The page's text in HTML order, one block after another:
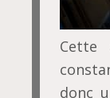
Cette
donc